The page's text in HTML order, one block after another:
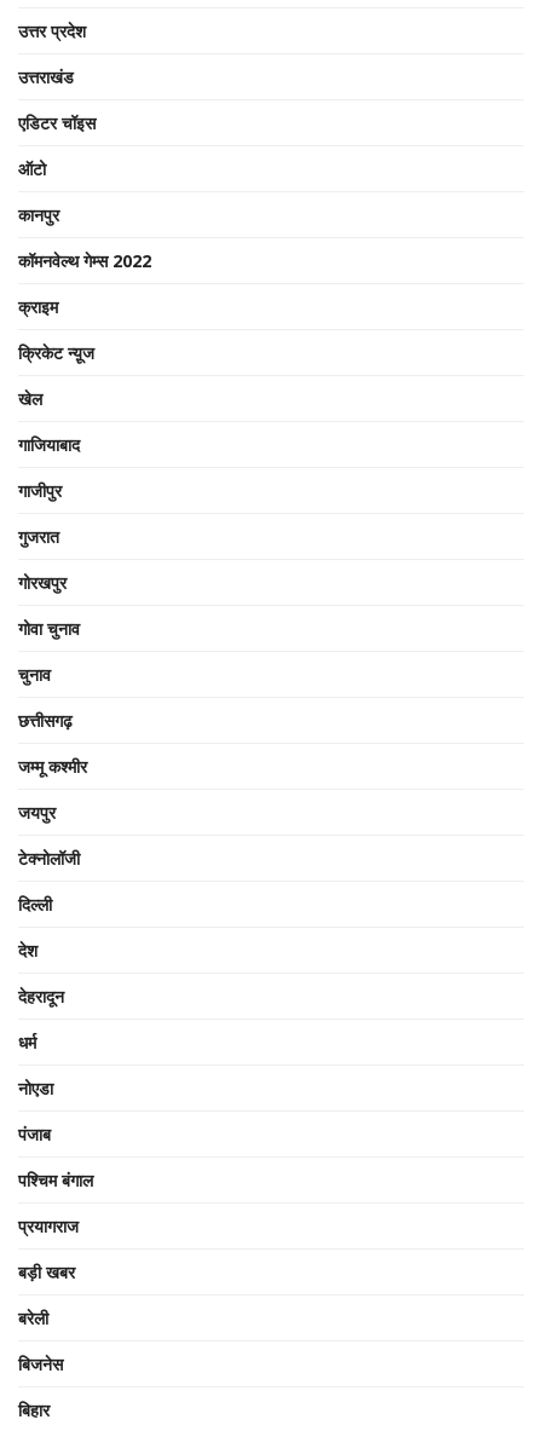
उत्तर प्रदेश
उत्तराखंड
एडिटर चॉइस
ऑटो
कानपुर
कॉमनवेल्थ गेम्स 2022
क्राइम
क्रिकेट न्यू़ज
खेल
गाजियाबाद
गाजीपुर
गुजरात
गोरखपुर
गोवा चुनाव
चुनाव
छत्तीसगढ़
जम्मू कश्मीर
जयपुर
टेक्नोलॉजी
दिल्ली
देश
देहरादून
धर्म
नोएडा
पंजाब
पश्चिम बंगाल
प्रयागराज
बड़ी खबर
बरेली
बिजनेस
बिहार